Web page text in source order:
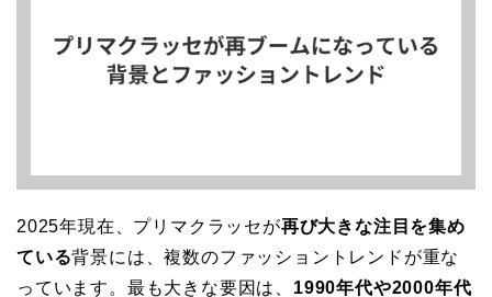
2025年現在、プリマクラッセが再び大きな注目を集め
ている背景には、複数のファッショントレンドが重な
っています。最も大きな要因は、 1990年代や2000年代